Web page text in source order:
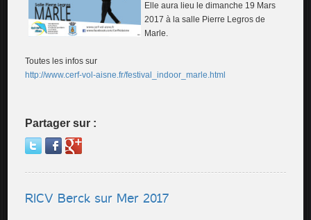
Elle aura lieu le dimanche 19 Mars
2017 à la salle Pierre Legros de
Marle.
Toutes les infos sur
http://www.cerf-vol-aisne.fr/festival_indoor_marle.html
Partager sur :
RICV Berck sur Mer 2017